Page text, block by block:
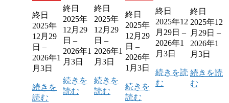
終日
2025年
12月29
日 –
2026年1
月3日
続きを
読む
終日
2025年
12月29
日 –
2026年1
月3日
続きを
読む
終日
2025年
12月29
日 –
2026年1
月3日
続きを
読む
終日
2025年
12月29
日 –
2026年
1月3日
続きを
読む
終日
2025年12
月29日 –
2026年1
月3日
続きを読
む
終日
2025年12
月29日 –
2026年1
月3日
続きを読
む